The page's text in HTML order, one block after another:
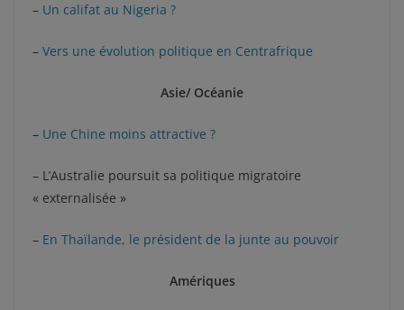
– Un califat au Nigeria ?
– Vers une évolution politique en Centrafrique
Asie/ Océanie
– Une Chine moins attractive ?
– L’Australie poursuit sa politique migratoire
« externalisée »
– En Thaïlande, le président de la junte au pouvoir
Amériques